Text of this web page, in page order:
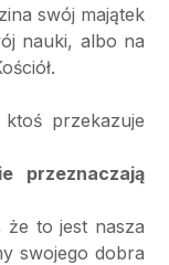
swój majątek
nauki, albo na
przekazuje
przeznaczają
że to jest nasza
swojego dobra